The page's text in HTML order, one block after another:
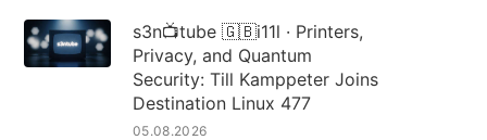
s3n📺tube 🇬🇧i11l · Printers,
Privacy, and Quantum
Security: Till Kamppeter Joins
Destination Linux 477
05.08.2026